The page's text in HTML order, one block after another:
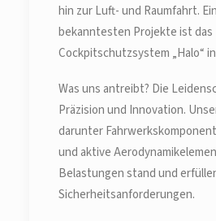
hin zur Luft- und Raumfahrt.
bekanntesten Projekte ist das
Cockpitschutzsystem „Halo“
Was uns antreibt? Die
Präzision und Innovation.
darunter
und aktive
Belastungen stand und
Sicherheitsanforderungen.